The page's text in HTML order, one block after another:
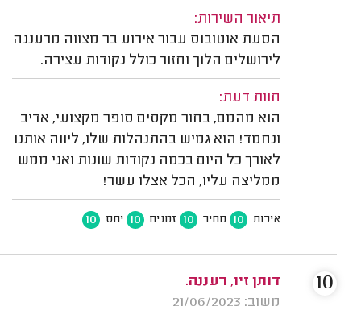
תיאור השירות:
הסעת אוטובוס עבור אירוע בר מצווה מרעננה
לירושלים הלוך וחזור כולל נקודות עצירה.
חוות דעת:
הוא מהמם, בחור מקסים סופר מקצועי, אדיב
ונחמד! הוא גמיש בהתנהלות שלו, ליווה אותנו
לאורך כל היום בכמה נקודות שונות ואני ממש
ממליצה עליו, הכל אצלו עשר!
איכות 10 מחיר 10 זמנים 10 יחס 10
דותן זיו, רעננה.
משוב: 21/06/2023
10